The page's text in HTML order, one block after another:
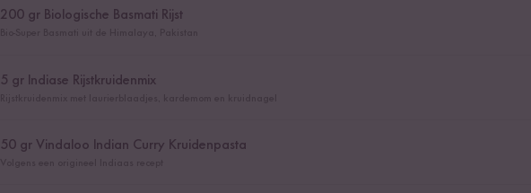
200gr Biologische Basmati Rijst
5 gr Indiase Rijstkruidenmix
50gr Vindaloo Indian Curry Kruidenpasta